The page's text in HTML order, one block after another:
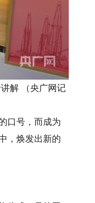
解 （央广网记
口号，而成为
，焕发出新的